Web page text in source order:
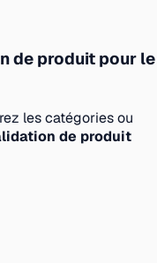
de produit pour le
les catégories ou
de produit